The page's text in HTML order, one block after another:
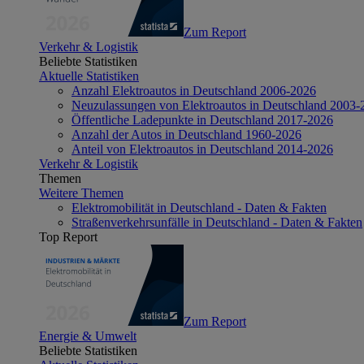
Zum Report
Verkehr & Logistik
Beliebte Statistiken
Aktuelle Statistiken
Anzahl Elektroautos in Deutschland 2006-2026
Neuzulassungen von Elektroautos in Deutschland 2003-
Öffentliche Ladepunkte in Deutschland 2017-2026
Anzahl der Autos in Deutschland 1960-2026
Anteil von Elektroautos in Deutschland 2014-2026
Verkehr & Logistik
Themen
Weitere Themen
Elektromobilität in Deutschland - Daten & Fakten
Straßenverkehrsunfälle in Deutschland - Daten & Fakten
Top Report
Zum Report
Energie & Umwelt
Beliebte Statistiken